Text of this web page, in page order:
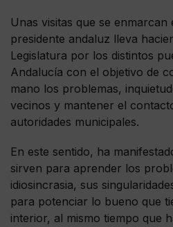
Unas visitas que se
presidente andaluz lleva
Legislatura por los distintos
Andalucía con el objetivo de
mano los problemas,
vecinos y mantener el
autoridades municipales.
En este sentido, ha
sirven para aprender los
idiosincrasia, sus
para potenciar lo bueno que
interior, al mismo tiempo que